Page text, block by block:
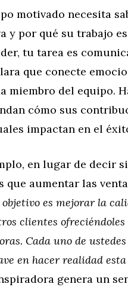
motivado necesita
y por qué su trabajo
tu tarea es
que conecte
miembro del equipo.
cómo sus
impactan en el
en lugar de decir
que aumentar las
es mejorar la
clientes ofreciéndoles
Cada uno de
en hacer realidad
genera un